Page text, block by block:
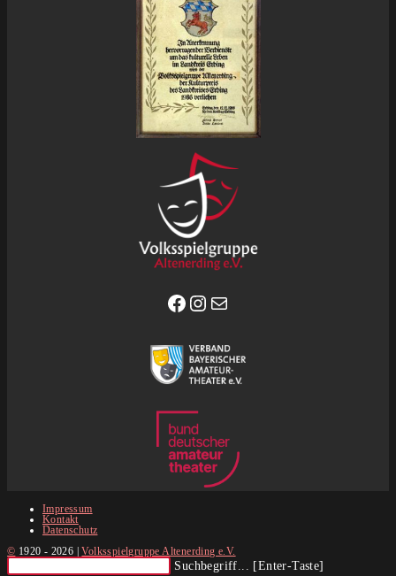
Facebook
Instagram
E-Mail
Impressum
Kontakt
Datenschutz
© 1920 - 2026 |Volksspielgruppe Altenerding e.V.
Suchbegriff... [Enter-Taste]